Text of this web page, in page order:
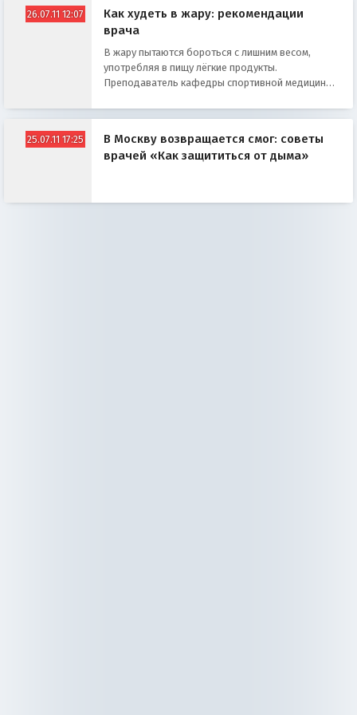
26.07.11 12:07
Как худеть в жару: рекомендации
врача
В жару пытаются бороться с лишним весом,
употребляя в пищу лёгкие продукты.
Преподаватель кафедры спортивной медицины
как легче перенести жару, а также дал
рекомендации желающим по возможности
25.07.11 17:25
В Москву возвращается смог: советы
врачей «Как защититься от дыма»